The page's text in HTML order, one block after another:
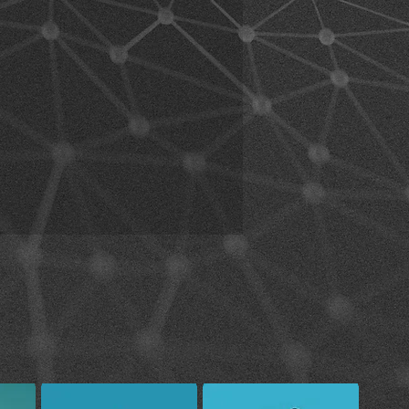
in anticipo sulle condizioni
e sullo stato delle strade e
prima di utilizzare il
durante la guida di un veicolo,
moto, dovete rispettare le norme
del veicolo e del produttore
prudenza.
completamente tutte
diritti legali e alle avvertenze
Utilizzando il prodotto,
condizioni relative alla rinuncia
dall’uso del prodotto ricadono
indipendentemente dal fatto
dall’acquirente originario.
violare norme di prova o
Siate inoltre consapevoli
del prodotto è interamente
Se non restituite il